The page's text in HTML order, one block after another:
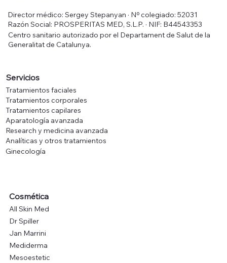
Director médico: Sergey Stepanyan · Nº colegiado: 52031
Razón Social: PROSPERITAS MED, S.L.P. · NIF: B44543353
Centro sanitario autorizado por el Departament de Salut de la
Generalitat de Catalunya.
Servicios
Tratamientos faciales
Tratamientos corporales
Tratamientos capilares
Aparatología avanzada
Research y medicina avanzada
Analíticas y otros tratamientos
Ginecología
Cosmética
All Skin Med
Dr Spiller
Jan Marrini
Mediderma
Mesoestetic